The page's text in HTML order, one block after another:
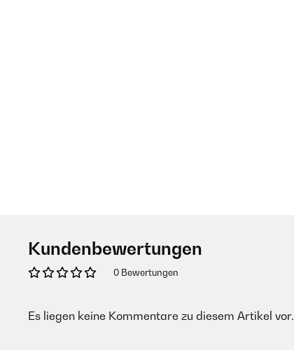
Kundenbewertungen
0 Bewertungen
Es liegen keine Kommentare zu diesem Artikel vor.